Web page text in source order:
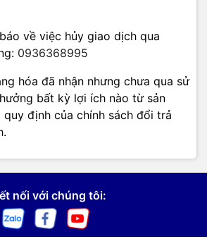
về việc hủy giao dịch qua
0936368995
hóa đã nhận nhưng chưa qua sử
bất kỳ lợi ích nào từ sản
quy định của chính sách đổi trả
nối với chúng tôi: